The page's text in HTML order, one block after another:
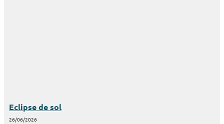
Eclipse de sol
26/06/2026